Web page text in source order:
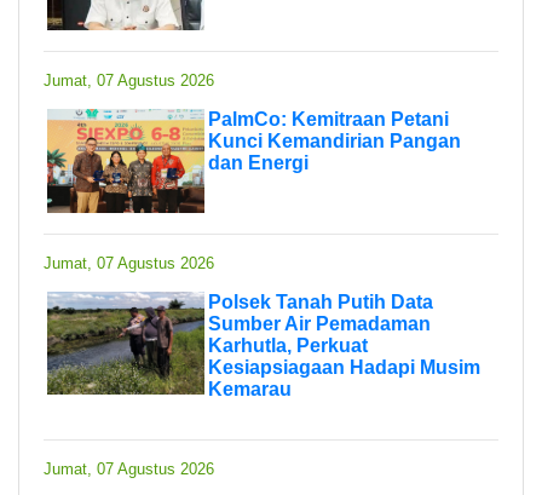
Jumat, 07 Agustus 2026
PalmCo: Kemitraan Petani
Kunci Kemandirian Pangan
dan Energi
Jumat, 07 Agustus 2026
Polsek Tanah Putih Data
Sumber Air Pemadaman
Karhutla, Perkuat
Kesiapsiagaan Hadapi Musim
Kemarau
Jumat, 07 Agustus 2026